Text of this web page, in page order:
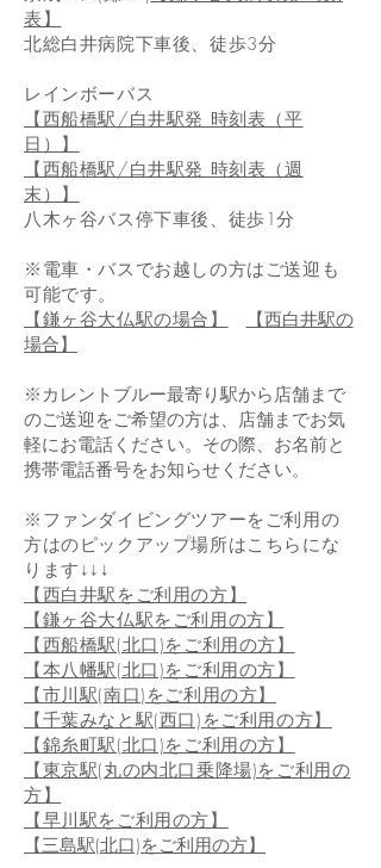
表】
北総白井病院下車後、徒歩3分
レインボーバス
【西船橋駅/白井駅発 時刻表（平
日）】
【西船橋駅/白井駅発 時刻表（週
末）】
八木ヶ谷バス停下車後、徒歩1分
※電車・バスでお越しの方はご送迎も
可能です。
【鎌ヶ谷大仏駅の場合】
【西白井駅の
場合】
※カレントブルー最寄り駅から店舗まで
のご送迎をご希望の方は、店舗までお気
軽にお電話ください。その際、お名前と
携帯電話番号をお知らせください。
※ファンダイビングツアーをご利用の
方はのピックアップ場所はこちらにな
ります↓↓↓
​【西白井駅をご利用の方】
​【鎌ヶ谷大仏駅をご利用の方】
【西船橋駅(北口)を ご利用の方】
【本八幡駅(北口)をご利用の方】
【市川駅(南口)をご利用の方】
【千葉みなと駅(西口)をご利用の方】
【錦糸町駅(北口)をご利用の方】
【東京駅(丸の内北口乗降場)をご利用の
方】
【早川駅をご利用の方】
​【三島駅(北口)をご利用の方】